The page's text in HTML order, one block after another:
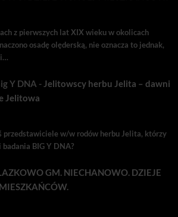
z pierwszych lat XIX wieku w okolicach
osadę olęderską, nie oznacza to jednak,
Y DNA - Jelitowscy herbu Jelita – dawni
Jelitowa
przedstawiciele w/w rodów herbu Jelita, którzy
BIG Y DNA?
GM. NIECHANOWO. DZIEJE